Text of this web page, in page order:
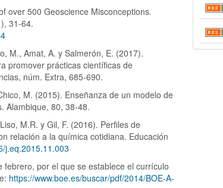
over 500 Geoscience Misconceptions.
31-64.
M., Amat, A. y Salmerón, E. (2017).
promover prácticas científicas de
núm. Extra, 685-690.
M. (2015). Enseñanza de un modelo de
Alambique, 80, 38-48.
M.R. y Gil, F. (2016). Perfiles de
relación a la química cotidiana. Educación
j.eq.2015.11.003
por el que se establece el currículo
https://www.boe.es/buscar/pdf/2014/BOE-A-